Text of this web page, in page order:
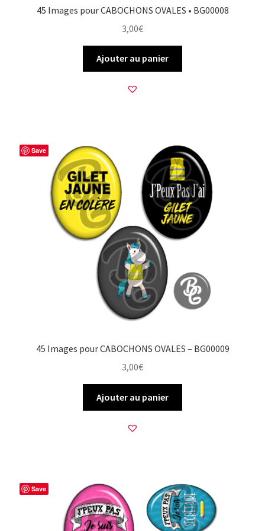
45 Images pour CABOCHONS OVALES • BG00008
3,00€
Ajouter au panier
Save
45 Images pour CABOCHONS OVALES – BG00009
3,00€
Ajouter au panier
Save